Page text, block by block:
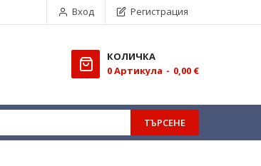
Вход Регистрация
КОЛИЧКА
0Aртикула 0,00 €
ТЪРСЕНЕ